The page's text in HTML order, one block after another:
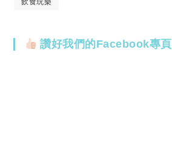
飲食玩樂
讚好我們的Facebook專頁